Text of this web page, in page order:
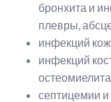
бронхита и
плевры,
инфекций
инфекций
септицемии и